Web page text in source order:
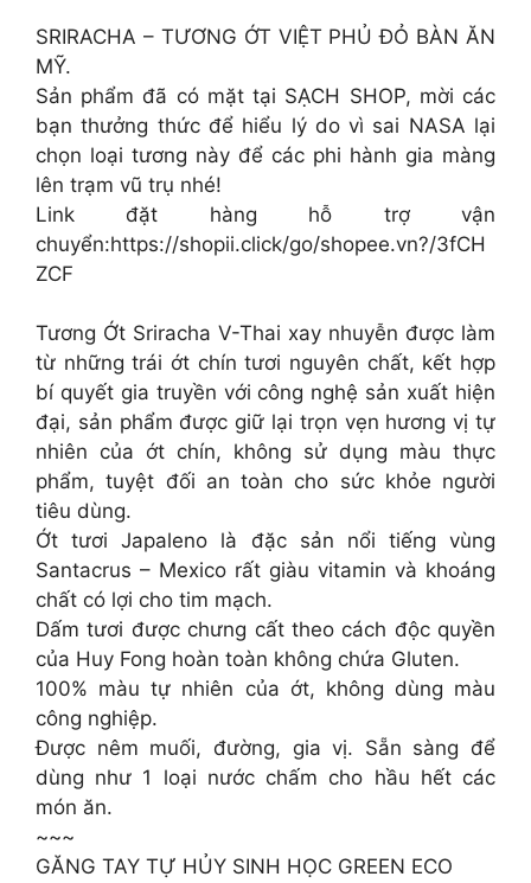
SRIRACHA – TƯƠNG ỚT VIỆT PHỦ ĐỎ BÀN ĂN
MỸ.
Sản phẩm đã có mặt tại SẠCH SHOP, mời các
bạn thưởng thức để hiểu lý do vì sai NASA lại
chọn loại tương này để các phi hành gia màng
lên trạm vũ trụ nhé!
Link đặt hàng hỗ trợ vận
chuyển:https://shopii.click/go/shopee.vn?/3fCH
ZCF
Tương Ớt Sriracha V-Thai xay nhuyễn được làm
từ những trái ớt chín tươi nguyên chất, kết hợp
bí quyết gia truyền với công nghệ sản xuất hiện
đại, sản phẩm được giữ lại trọn vẹn hương vị tự
nhiên của ớt chín, không sử dụng màu thực
phẩm, tuyệt đối an toàn cho sức khỏe người
tiêu dùng.
Ớt tươi Japaleno là đặc sản nổi tiếng vùng
Santacrus – Mexico rất giàu vitamin và khoáng
chất có lợi cho tim mạch.
Dấm tươi được chưng cất theo cách độc quyền
của Huy Fong hoàn toàn không chứa Gluten.
100% màu tự nhiên của ớt, không dùng màu
công nghiệp.
Được nêm muối, đường, gia vị. Sẵn sàng để
dùng như 1 loại nước chấm cho hầu hết các
món ăn.
~~~
GĂNG TAY TỰ HỦY SINH HỌC GREEN ECO